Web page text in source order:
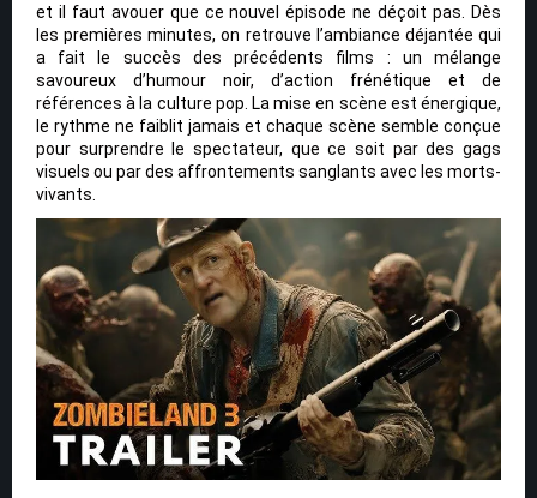
et il faut avouer que ce nouvel épisode ne déçoit pas. Dès
les premières minutes, on retrouve l’ambiance déjantée qui
a fait le succès des précédents films : un mélange
savoureux d’humour noir, d’action frénétique et de
références à la culture pop. La mise en scène est énergique,
le rythme ne faiblit jamais et chaque scène semble conçue
pour surprendre le spectateur, que ce soit par des gags
visuels ou par des affrontements sanglants avec les morts-
vivants.